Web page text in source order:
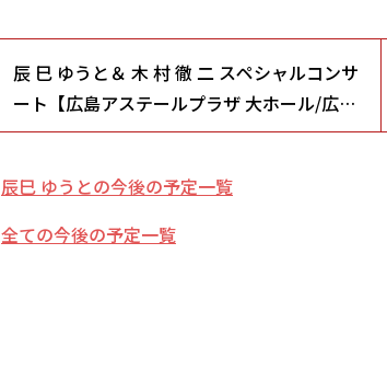
辰 巳 ゆうと＆ 木 村 徹 二 スペシャルコンサ
ート【広島アステールプラザ 大ホール/広島
県】
辰巳 ゆうとの今後の予定一覧
全ての今後の予定一覧